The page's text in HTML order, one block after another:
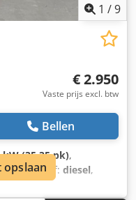
1 /9
€ 2.950
Vaste prijs excl. btw
Bellen
kW (35,35 pk),
, brandstof: diesel,
h, Technische